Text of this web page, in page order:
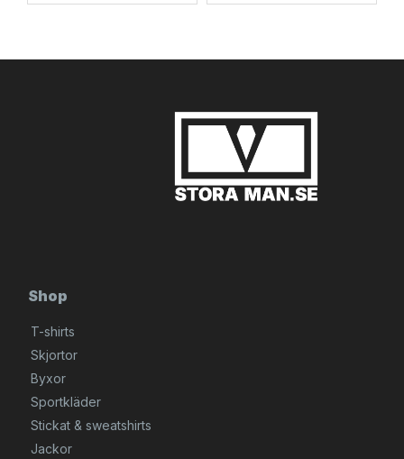
Shop
T-shirts
Skjortor
Byxor
Sportkläder
Stickat & sweatshirts
Jackor